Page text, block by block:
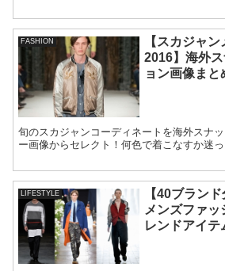
FASHION
【スカジャ
2016】海外
ョン画像まと
旬のスカジャンコーディネートを海外スナ
ー画像からセレクト！何色で着こなすか迷っ
LIFESTYLE
【40ブラン
メンズファッ
レンドアイテ